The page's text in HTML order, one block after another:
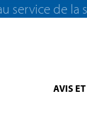
service de la
AVIS